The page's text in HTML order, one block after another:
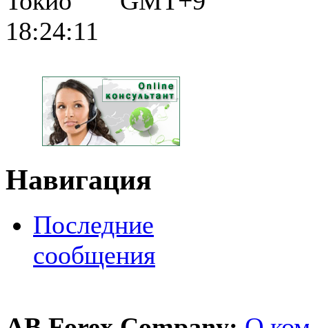
18:24:12
Навигация
Последние
сообщения